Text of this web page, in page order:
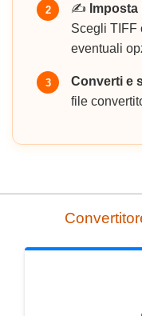
2 ✍️
Scegli TIFF
eventuali
3 Converti e
file